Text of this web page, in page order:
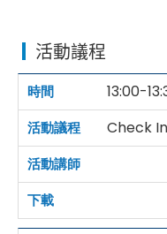
活動議程
13:00-
Check In